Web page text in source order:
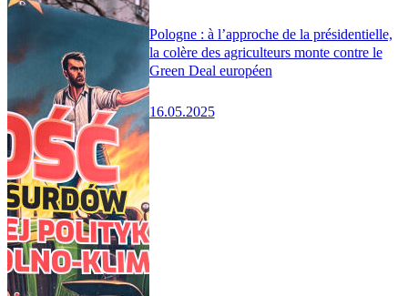
Pologne : à l’approche de la présidentielle,
la colère des agriculteurs monte contre le
Green Deal européen
16.05.2025